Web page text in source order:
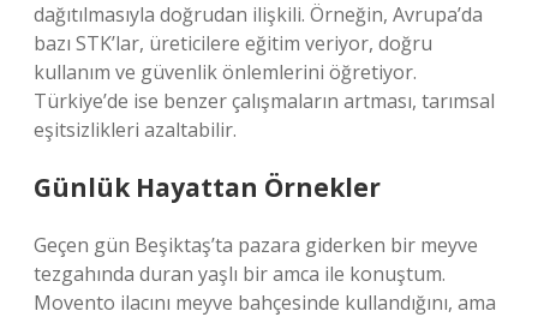
dağıtılmasıyla doğrudan ilişkili. Örneğin, Avrupa’da
bazı STK’lar, üreticilere eğitim veriyor, doğru
kullanım ve güvenlik önlemlerini öğretiyor.
Türkiye’de ise benzer çalışmaların artması, tarımsal
eşitsizlikleri azaltabilir.
Günlük Hayattan Örnekler
Geçen gün Beşiktaş’ta pazara giderken bir meyve
tezgahında duran yaşlı bir amca ile konuştum.
Movento ilacını meyve bahçesinde kullandığını, ama